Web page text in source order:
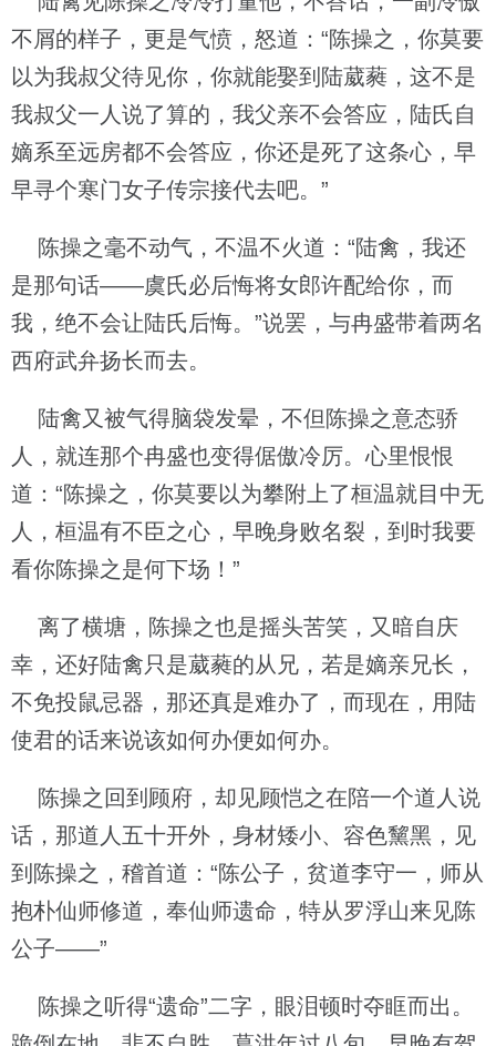
不屑的样子，更是气愤，怒道：“陈操之，你莫要
以为我叔父待见你，你就能娶到陆葳蕤，这不是
我叔父一人说了算的，我父亲不会答应，陆氏自
嫡系至远房都不会答应，你还是死了这条心，早
早寻个寒门女子传宗接代去吧。”
陈操之毫不动气，不温不火道：“陆禽，我还
是那句话——虞氏必后悔将女郎许配给你，而
我，绝不会让陆氏后悔。”说罢，与冉盛带着两名
西府武弁扬长而去。
陆禽又被气得脑袋发晕，不但陈操之意态骄
人，就连那个冉盛也变得倨傲冷厉。心里恨恨
道：“陈操之，你莫要以为攀附上了桓温就目中无
人，桓温有不臣之心，早晚身败名裂，到时我要
看你陈操之是何下场！”
离了横塘，陈操之也是摇头苦笑，又暗自庆
幸，还好陆禽只是葳蕤的从兄，若是嫡亲兄长，
不免投鼠忌器，那还真是难办了，而现在，用陆
使君的话来说该如何办便如何办。
陈操之回到顾府，却见顾恺之在陪一个道人说
话，那道人五十开外，身材矮小、容色黧黑，见
到陈操之，稽首道：“陈公子，贫道李守一，师从
抱朴仙师修道，奉仙师遗命，特从罗浮山来见陈
公子——”
陈操之听得“遗命”二字，眼泪顿时夺眶而出。